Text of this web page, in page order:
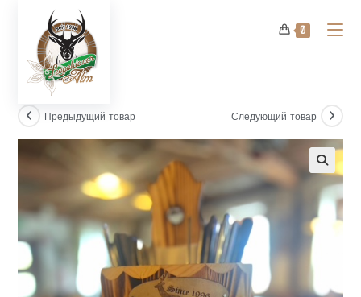
содержимому
0
Предыдущий товар Следующий товар
🔍